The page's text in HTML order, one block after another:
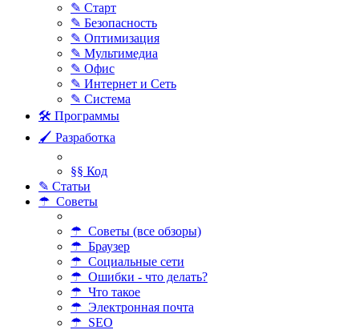
✎ Старт
✎ Безопасность
✎ Оптимизация
✎ Мультимедиа
✎ Офис
✎ Интернет и Сеть
✎ Система
🛠 Программы
🖌 Разработка
§§ Код
✎ Статьи
☂ Советы
☂ Советы (все обзоры)
☂ Браузер
☂ Социальные сети
☂ Ошибки - что делать?
☂ Что такое
☂ Электронная почта
☂ SEO